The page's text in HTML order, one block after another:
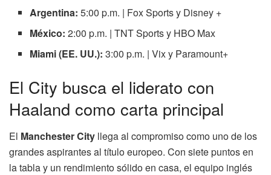
Argentina: 5:00 p.m. | Fox Sports y Disney +
México: 2:00 p.m. | TNT Sports y HBO Max
Miami (EE. UU.): 3:00 p.m. | Vix y Paramount+
El City busca el liderato con
Haaland como carta principal
El Manchester City llega al compromiso como uno de los
grandes aspirantes al título europeo. Con siete puntos en
la tabla y un rendimiento sólido en casa, el equipo inglés